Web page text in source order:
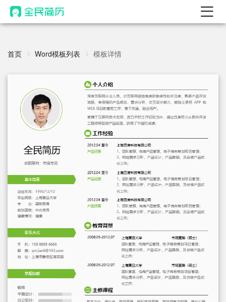
AI 简历工具 热门
AI 优化简历
AI 翻译简历
AI 诊断简历
AI 模拟面试
面试自我介绍
AI 职场工具 New
简历模板
简历教程
登录 / 注册
首页 Word模板列表 模板详情